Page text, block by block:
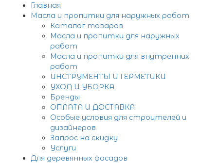
Главная
Масла и пропитки для наружных работ
Каталог товаров
Масла и пропитки для наружных
работ
Масла и пропитки для внутренних
работ
ИНСТРУМЕНТЫ И ГЕРМЕТИКИ
УХОД И УБОРКА
Бренды
ОПЛАТА И ДОСТАВКА
Особые условия для строителей и
дизайнеров
Запрос на скидку
Услуги
Для деревянных фасадов